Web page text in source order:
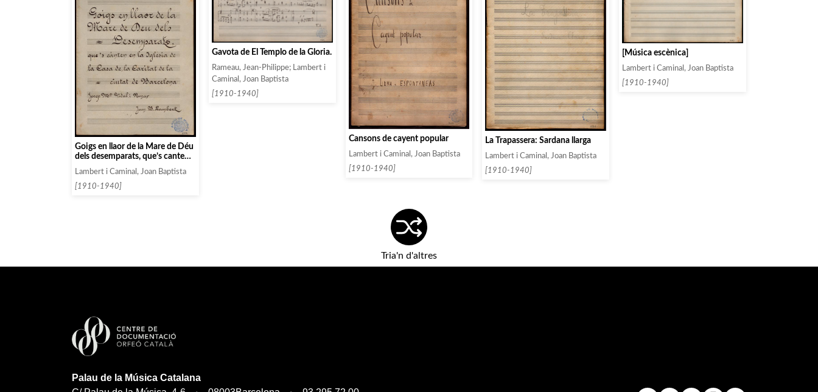
Goigs en llaor de la Mare de Déu
dels desemparats, que’s canten
Caritat de la ciutat de Barcelona.
Lambert i Caminal, Joan Baptista
[1910-1940]
Gavota de El Templo de la Gloria.
Rameau, Jean-Philippe; Lambert i
Caminal, Joan Baptista
[1910-1940]
Cansons de cayent popular
Lambert i Caminal, Joan Baptista
[1910-1940]
La Trapassera: Sardana llarga
Lambert i Caminal, Joan Baptista
[1910-1940]
[Música escènica]
Lambert i Caminal, Joan Baptista
[1910-1940]
Tria'n d'altres
Palau de la Música Catalana